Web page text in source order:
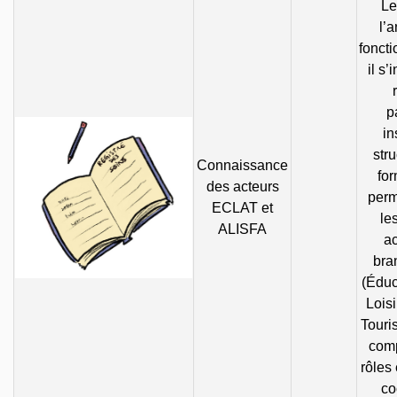
Connaissance
des acteurs
ECLAT et
ALISFA
il
rôles